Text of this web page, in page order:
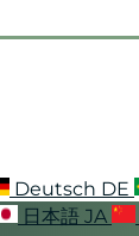
Deutsch DE
日本語 JA